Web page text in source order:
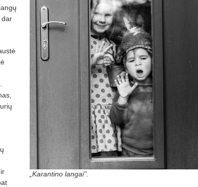
„Karantino langai”.
dar